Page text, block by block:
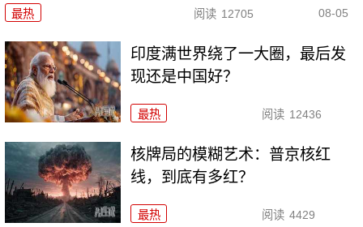
最热 阅读 12705 08-05
印度满世界绕了一大圈，最后发
现还是中国好？
最热 阅读 12436
核牌局的模糊艺术：普京核红
线，到底有多红？
最热 阅读 4429